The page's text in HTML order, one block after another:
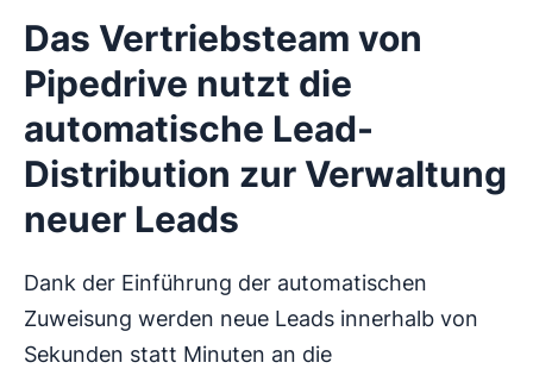
Das Vertriebsteam von
Pipedrive nutzt die
automatische Lead-
Distribution zur Verwaltung
neuer Leads
Dank der Einführung der automatischen
Zuweisung werden neue Leads innerhalb von
Sekunden statt Minuten an die